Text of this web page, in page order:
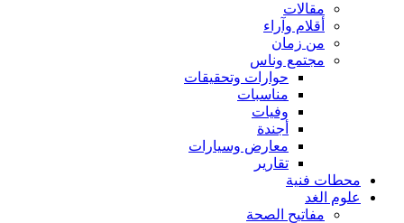
مقالات
أقلام وآراء
من زمان
مجتمع وناس
حوارات وتحقيقات
مناسبات
وفيات
أجندة
معارض وسيارات
تقارير
محطات فنية
علوم الغد
مفاتيح الصحة